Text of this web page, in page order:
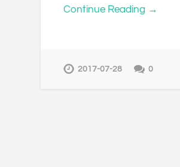
Continue Reading →
2017-07-28 0